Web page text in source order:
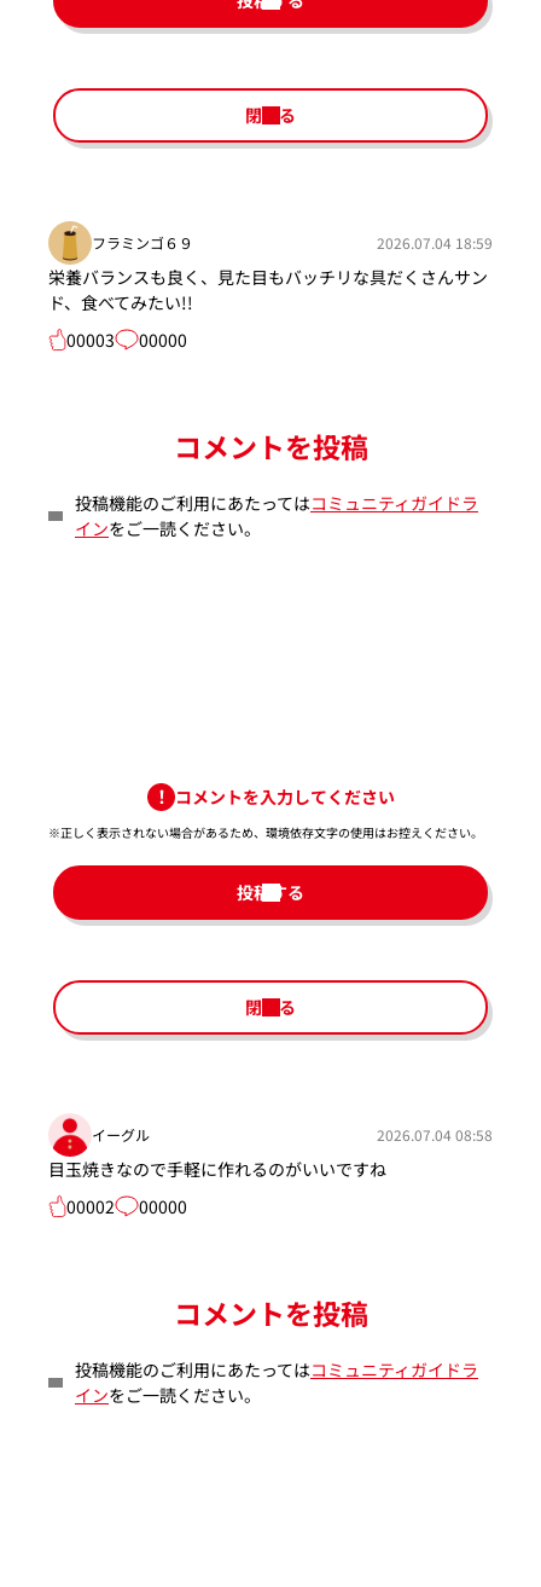
閉じる
フラミンゴ６９ 2026.07.04 18:59
栄養バランスも良く、見た目もバッチリな具だくさんサン
ド、食べてみたい!!
00003
00000
コメントを投稿
投稿機能のご利用にあたってはコミュニティガイドラ
インをご一読ください。
コメントを入力してください
※正しく表示されない場合があるため、環境依存文字の使用はお控えください。​
投稿する
閉じる
イーグル 2026.07.04 08:58
目玉焼きなので手軽に作れるのがいいですね
00002
00000
コメントを投稿
投稿機能のご利用にあたってはコミュニティガイドラ
インをご一読ください。